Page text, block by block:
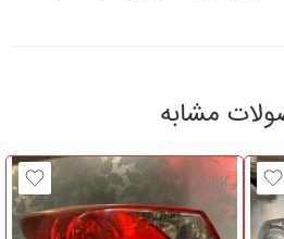
مشابه